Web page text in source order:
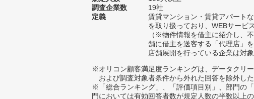
調査企業数
19社
定義
賃貸マンション・賃貸アパート
を取り扱っており、WEBサービ
（※物件情報を借主に紹介し、
舗に借主を送客する「代理店」
店舗展開を行っている企業は対象
※オリコン顧客満足度ランキングは、データクリ
および調査対象者条件から外れた回答を除外した
※「総合ランキング」、「評価項目別」、部門の
門においては有効回答者数が規定人数の半数以上